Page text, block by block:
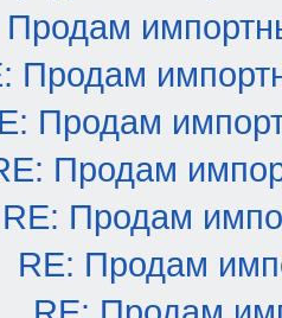
Продам
Продам
Продам
Продам
RE: Продам
RE: Продам